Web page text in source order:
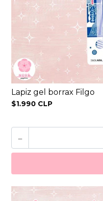
Lapiz gel borrax Filgo
$1.990 CLP
-